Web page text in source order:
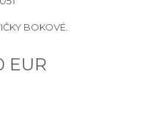
BOKOVÉ.
EUR